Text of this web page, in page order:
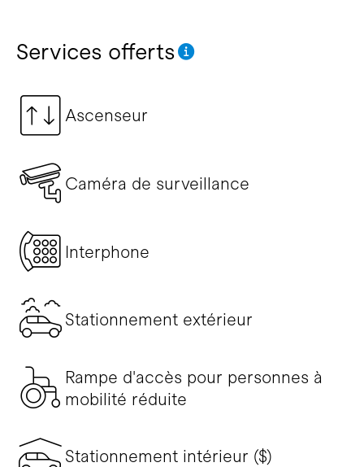
Services offerts
Ascenseur
Caméra de surveillance
Interphone
Stationnement extérieur
Rampe d'accès pour personnes à
mobilité réduite
Stationnement intérieur ($)